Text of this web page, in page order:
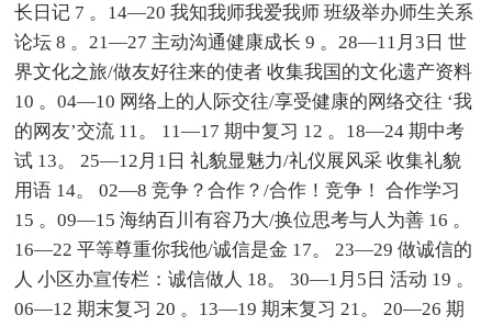
长日记 7 。14—20 我知我师我爱我师 班级举办师生关系
论坛 8 。21—27 主动沟通健康成长 9 。28—11月3日 世
界文化之旅/做友好往来的使者 收集我国的文化遗产资料
10 。04—10 网络上的人际交往/享受健康的网络交往 ‘我
的网友’交流 11。 11—17 期中复习 12 。18—24 期中考
试 13。 25—12月1日 礼貌显魅力/礼仪展风采 收集礼貌
用语 14。 02—8 竞争？合作？/合作！竞争！ 合作学习
15 。09—15 海纳百川有容乃大/换位思考与人为善 16 。
16—22 平等尊重你我他/诚信是金 17。 23—29 做诚信的
人 小区办宣传栏：诚信做人 18。 30—1月5日 活动 19 。
06—12 期末复习 20 。13—19 期末复习 21。 20—26 期